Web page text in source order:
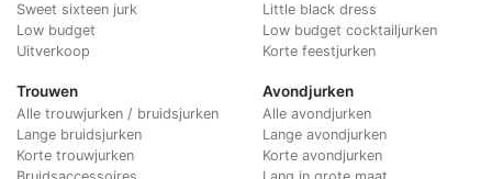
Sweet sixteen jurk
Low budget
Uitverkoop
Trouwen
Alle trouwjurken / bruidsjurken
Lange bruidsjurken
Korte trouwjurken
Little black dress
Low budget cocktailjurken
Korte feestjurken
Avondjurken
Alle avondjurken
Lange avondjurken
Korte avondjurken